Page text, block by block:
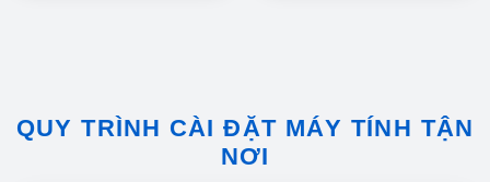
QUY TRÌNH CÀI ĐẶT MÁY TÍNH TẬN
NƠI